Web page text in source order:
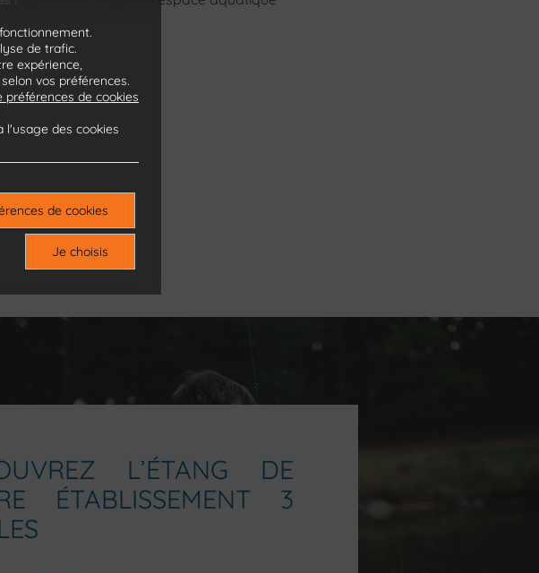
L’ÉTANG DE
ÉTABLISSEMENT 3
de trafic.
expérience,
vos préférences.
préférences de cookies
l'usage des cookies
de cookies
Je choisis